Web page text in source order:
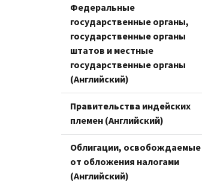
Федеральные
государственные органы,
государственные органы
штатов и местные
государственные органы
(Английский)
Правительства индейских
племен (Английский)
Облигации, освобождаемые
от обложения налогами
(Английский)